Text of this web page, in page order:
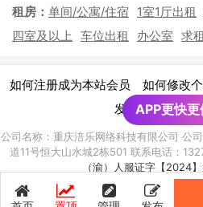
租房： 单间/公寓/住宿 1室1厅出租
四室及以上 车位出租 办公室 求租
如何注册成为本站会员 如何修改
发布广告须知 |
公司名称：重庆涪乐网络科技有限公司 公
道11号恒大山水城2栋501 联系电话：
（渝）人服证字【2024
渝ICP备
APP更快更